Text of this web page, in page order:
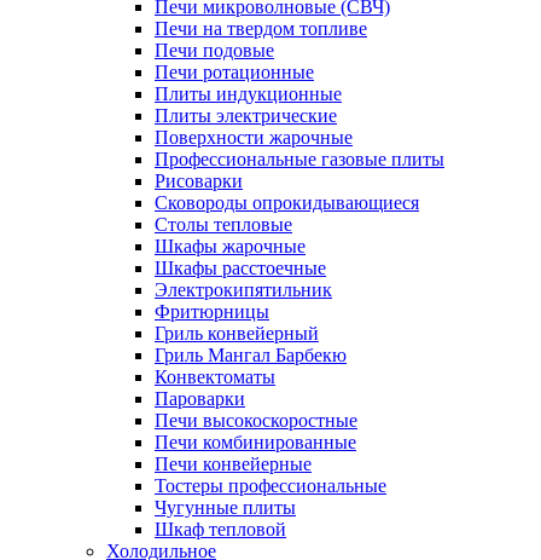
Печи микроволновые (СВЧ)
Печи на твердом топливе
Печи подовые
Печи ротационные
Плиты индукционные
Плиты электрические
Поверхности жарочные
Профессиональные газовые плиты
Рисоварки
Сковороды опрокидывающиеся
Столы тепловые
Шкафы жарочные
Шкафы расстоечные
Электрокипятильник
Фритюрницы
Гриль конвейерный
Гриль Мангал Барбекю
Конвектоматы
Пароварки
Печи высокоскоростные
Печи комбинированные
Печи конвейерные
Тостеры профессиональные
Чугунные плиты
Шкаф тепловой
Холодильное